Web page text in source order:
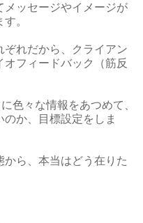
メッセージやイメージが
。
ぞれだから、クライアン
オフィードバック（筋反
色々な情報をあつめて、
か、目標設定をしま
ら、本当はどう在りた